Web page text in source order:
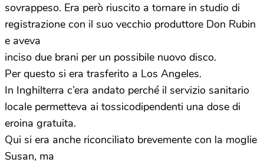
sovrappeso. Era però riuscito a tornare in studio di
registrazione con il suo vecchio produttore Don Rubin
e aveva
inciso due brani per un possibile nuovo disco.
Per questo si era trasferito a Los Angeles.
In Inghilterra c’era andato perché il servizio sanitario
locale permetteva ai tossicodipendenti una dose di
eroina gratuita.
Qui si era anche riconciliato brevemente con la moglie
Susan, ma